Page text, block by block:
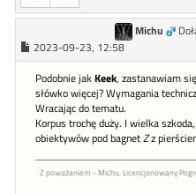
Michu
2023-09-23, 12:58
Podobnie jakKeek, zastanawiam
słówko więcej? Wymagania
Wracając do tematu.
Korpus trochę duży. I wielka
obiektywów pod bagnetZz
Z poważaniem - Michu, Licencjonowany